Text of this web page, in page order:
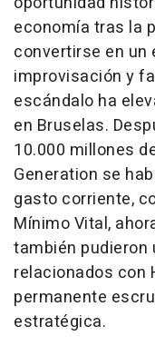
economía tras la
convertirse en un
improvisación y
escándalo ha
en Bruselas.
10.000 millones
Generation se
gasto corriente,
Mínimo Vital,
también
relacionados con
permanente
estratégica.